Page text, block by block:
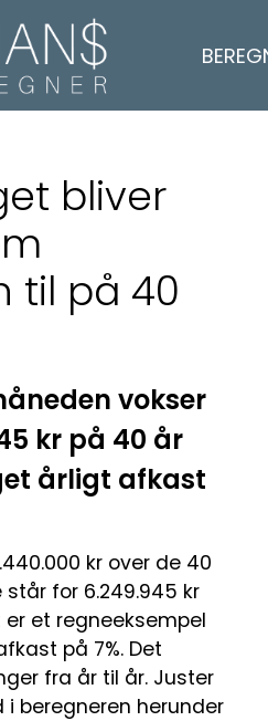
bliver
til på 40
vokser
kr på 40 år
årligt afkast
kr over de 40
for 6.249.945 kr
er et regneeksempel
på 7%. Det
fra år til år. Juster
beregneren herunder